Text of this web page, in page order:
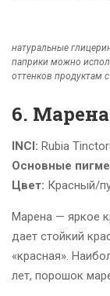
натуральные
паприки можно
оттенков продуктам
6. Марена
INCI: Rubia
Основные
Цвет: Красный/
Марена — яркое
дает стойкий
«красная».
лет, порошок